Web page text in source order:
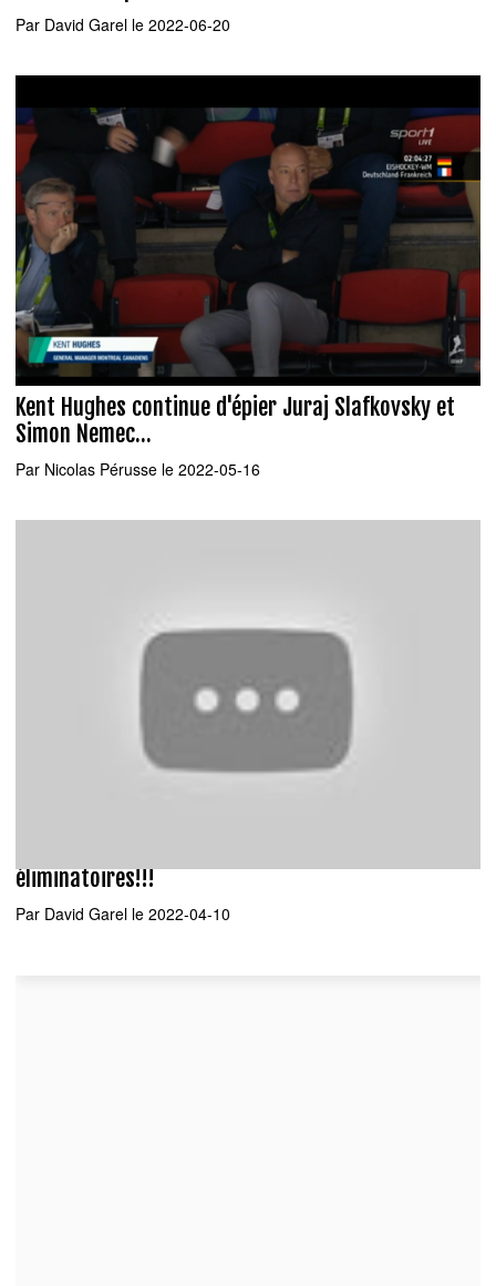
Par David Garel le 2022-06-20
Kent Hughes continue d'épier Juraj Slafkovsky et
Simon Nemec...
Par Nicolas Pérusse le 2022-05-16
éliminatoires!!!
Par David Garel le 2022-04-10